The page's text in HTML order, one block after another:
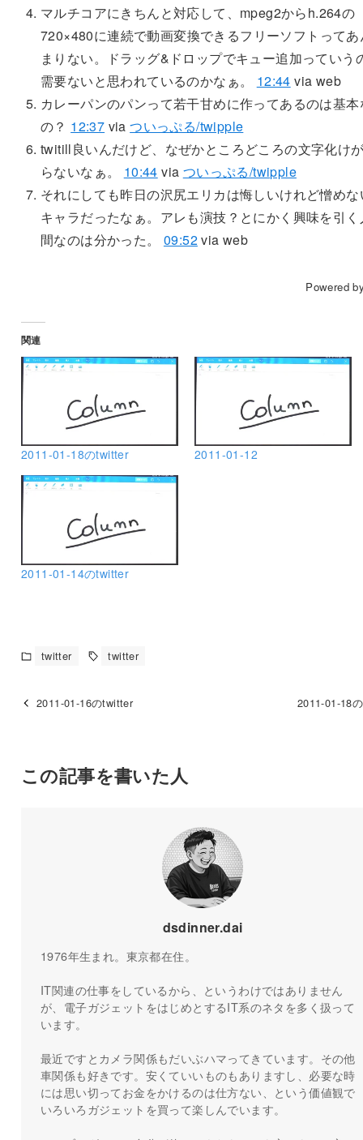
マルチコアにきちんと対応して、mpeg2からh.264の
720×480に連続で動画変換できるフリーソフトってあ
まりない。ドラッグ&ドロップでキュー追加っていう
需要ないと思われているのかなぁ。
12:44 via web
カレーパンのパンって若干甘めに作ってあるのは基本
の？ 12:37 viaついっぷる/twipple
twitill良いんだけど、なぜかところどころの文字化け
らないなぁ。
10:44 via ついっぷる/twipple
それにしても昨日の沢尻エリカは悔しいけれど憎めな
キャラだったなぁ。アレも演技？とにかく興味を引く
間なのは分かった。
09:52via web
Powered
関連
2011-01-18のtwitter 2011-01-12
2011-01-14のtwitter
twitter twitter
2011-01-16のtwitter 2011-01-18
この記事を書いた人
dsdinner.dai
1976年生まれ。東京都在住。
IT関連の仕事をしているから、というわけではありません
が、電子ガジェットをはじめとするIT系のネタを多く扱って
います。
最近ですとカメラ関係もだいぶハマってきています。その他
車関係も好きです。安くていいものもありますし、必要な時
には思い切ってお金をかけるのは仕方ない、という価値観で
いろいろガジェットを買って楽しんでいます。